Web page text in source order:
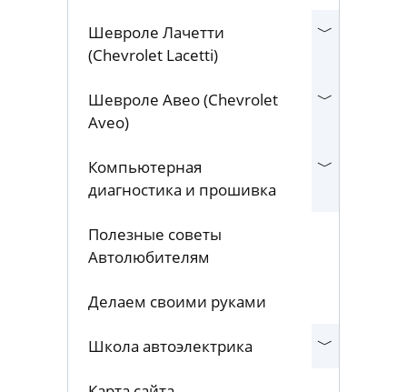
Шевроле Лачетти
(Chevrolet Lacetti)
Шевроле Авео (Chevrolet
Aveo)
Компьютерная
диагностика и прошивка
Полезные советы
Автолюбителям
Делаем своими руками
Школа автоэлектрика